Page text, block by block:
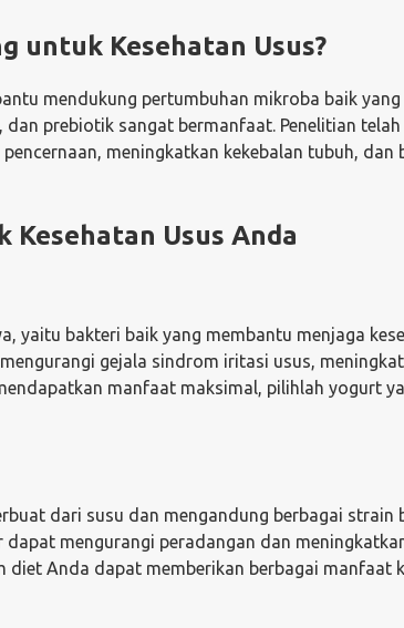
untuk Kesehatan Usus?
mendukung pertumbuhan mikroba baik
prebiotik sangat bermanfaat. Penelitian
meningkatkan kekebalan tubuh, dan
Kesehatan Usus Anda
yaitu bakteri baik yang membantu menjaga
gejala sindrom iritasi usus,
manfaat maksimal, pilihlah yogurt
dari susu dan mengandung berbagai strain
mengurangi peradangan dan
diet Anda dapat memberikan berbagai manfaat